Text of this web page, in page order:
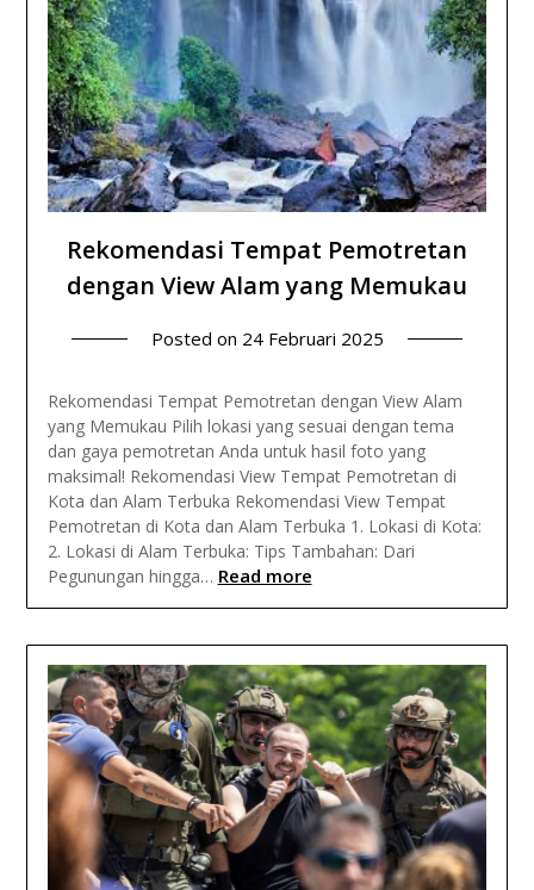
Rekomendasi Tempat Pemotretan
dengan View Alam yang Memukau
Posted on 24 Februari 2025
Rekomendasi Tempat Pemotretan dengan View Alam
yang Memukau Pilih lokasi yang sesuai dengan tema
dan gaya pemotretan Anda untuk hasil foto yang
maksimal! Rekomendasi View Tempat Pemotretan di
Kota dan Alam Terbuka Rekomendasi View Tempat
Pemotretan di Kota dan Alam Terbuka 1. Lokasi di Kota:
2. Lokasi di Alam Terbuka: Tips Tambahan: Dari
Pegunungan hingga… Read more